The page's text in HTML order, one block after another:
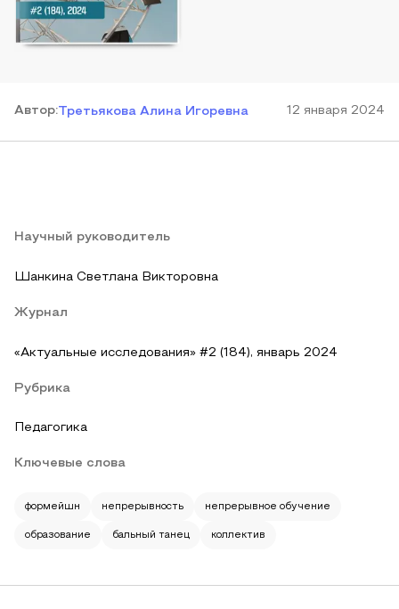
Автор:Третьякова Алина Игоревна 12 января 2024
Научный руководитель
Шанкина Светлана Викторовна
Журнал
«Актуальные исследования» #2 (184), январь 2024
Рубрика
Педагогика
Ключевые слова
формейшн непрерывность непрерывное обучение
образование бальный танец коллектив